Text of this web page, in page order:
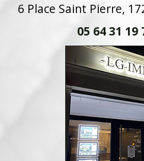
6 Place Saint Pierre,
05 64 31 19